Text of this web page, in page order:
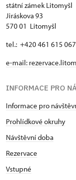
státní zámek Litomyšl
Jiráskova 93
570 01 Litomyšl
tel.: +420 461 615 067
e-mail:
INFORMACE PRO
Informace pro
Prohlídkové okruhy
Návštěvní doba
Rezervace
Vstupné